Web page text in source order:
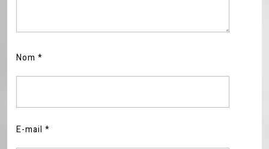
Nom *
E-mail *